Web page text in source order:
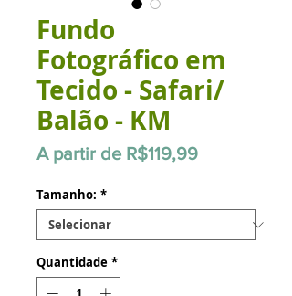
Fundo
Fotográfico em
Tecido - Safari/
Balão - KM
A partir de R$119,99Preço
Tamanho: *
Quantidade *